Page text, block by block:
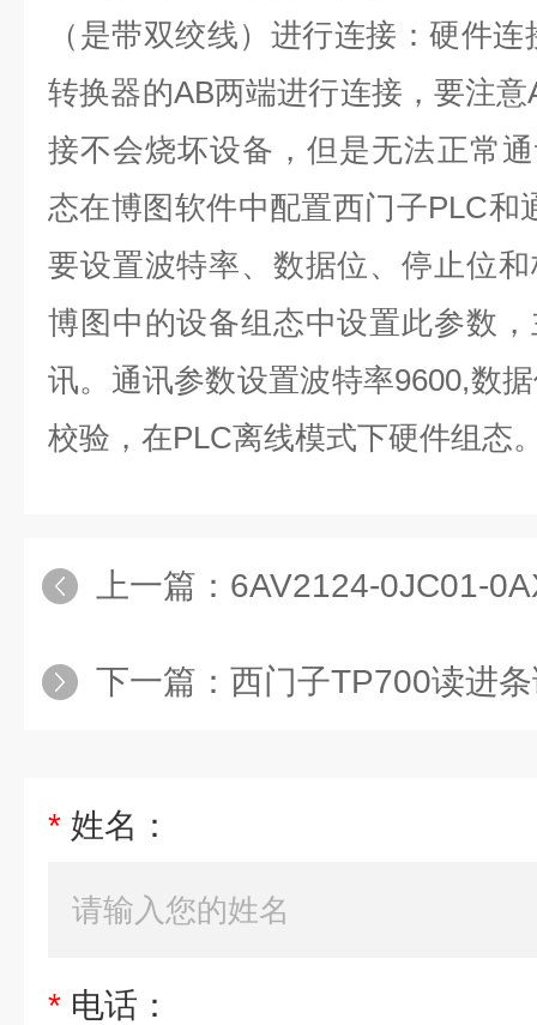
（是带双绞线）进行连接：硬件
转换器的AB两端进行连接，要注
接不会烧坏设备，但是无法正常
态在博图软件中配置西门子PLC和
要设置波特率、数据位、停止位
博图中的设备组态中设置此参数
讯。通讯参数设置波特率9600,数
校验，在PLC离线模式下硬件组态
上一篇： 6AV2124-0JC01-
下一篇： 西门子TP700读进
* 姓名：
* 电话：